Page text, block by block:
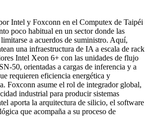
Intel y Foxconn en el Computex de Taipéi
poco habitual en un sector donde las
a acuerdos de suministro. Aquí,
una infraestructura de IA a escala de rack
Intel Xeon 6+ con las unidades de flujo
orientadas a cargas de inferencia y a
requieren eficiencia energética y
Foxconn asume el rol de integrador global,
industrial para producir sistemas
aporta la arquitectura de silicio, el software
que acompaña a su proceso de